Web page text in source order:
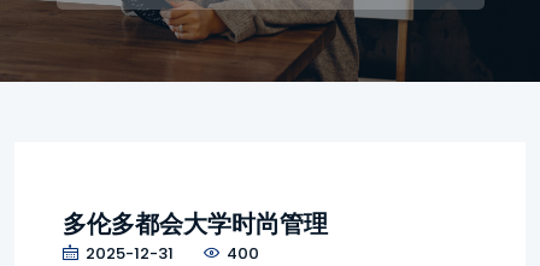
多伦多都会大学时尚管理
2025-12-31 400